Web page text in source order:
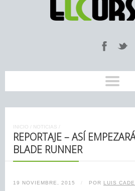
INICIO / NOTICIAS /
REPORTAJE – ASÍ
BLADE RUNNER
19 NOVIEMBRE, 2015 / POR LUIS